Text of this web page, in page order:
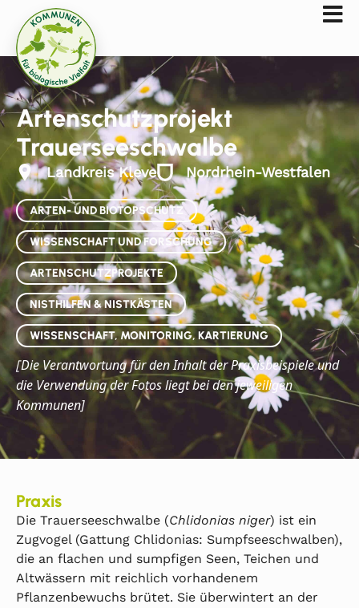
Artenschutzprojekt
Trauerseeschwalbe
Landkreis Kleve Nordrhein-Westfalen
ARTEN- UND BIOTOPSCHUTZ
WISSENSCHAFT UND FORSCHUNG
ARTENSCHUTZPROJEKTE
NISTHILFEN & NISTKÄSTEN
WISSENSCHAFT, MONITORING, KARTIERUNG
[Die Verantwortung für den Inhalt der Praxisbeispiele und
die Verwendung der Fotos liegt bei den jeweiligen
Kommunen]
Praxis
Die Trauerseeschwalbe (Chlidonias niger) ist ein
Zugvogel (Gattung Chlidonias: Sumpfseeschwalben),
die an flachen und sumpfigen Seen, Teichen und
Altwässern mit reichlich vorhandenem
Pflanzenbewuchs brütet. Sie überwintert an der